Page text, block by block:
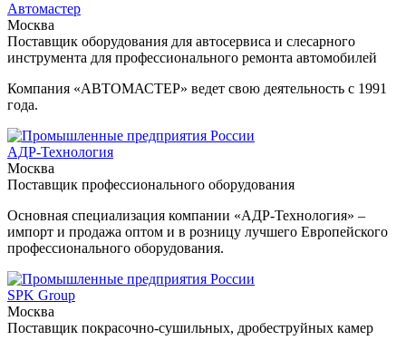
Автомастер
Москва
Поставщик оборудования для автосервиса и слесарного
инструмента для профессионального ремонта автомобилей
Компания «АВТОМАСТЕР» ведет свою деятельность с 1991
года.
АДР-Технология
Москва
Поставщик профессионального оборудования
Основная специализация компании «АДР-Технология» –
импорт и продажа оптом и в розницу лучшего Европейского
профессионального оборудования.
SPK Group
Москва
Поставщик покрасочно-сушильных, дробеструйных камер